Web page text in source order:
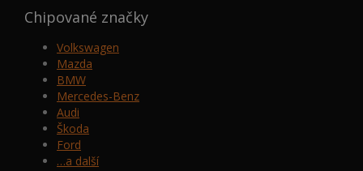
Chipované značky
Volkswagen
Mazda
BMW
Mercedes-Benz
Audi
Škoda
Ford
…a další